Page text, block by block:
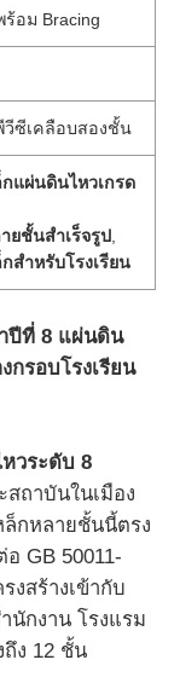
ร้อม Bracing
วีซีเคลือบสองชั้น
แผ่นดินไหวเกรด
ยชั้นสำเร็จรูป
สำหรับโรงเรียน
ปีที่ 8 แผ่นดิน
กรอบโรงเรียน
วระดับ 8
ถาบันในเมือง
ล็กหลายชั้นนี้ตรง
GB 50011-
งสร้างเข้ากับ
นักงาน โรงแรม
ถึง 12 ชั้น